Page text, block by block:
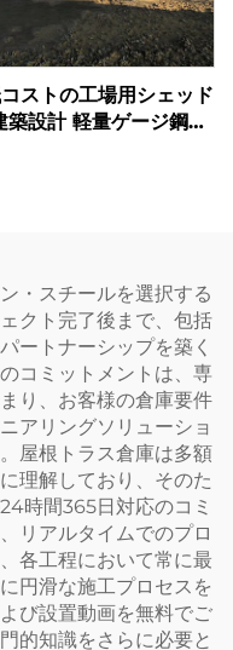
ストの工場用シェッド
築設計 軽量ゲージ鋼製
・スチールを選択する
クト完了後まで、包括
ートナーシップを築く
コミットメントは、専
り、お客様の倉庫要件
アリングソリューショ
屋根トラス倉庫は多額
理解しており、そのた
時間365日対応のコミ
リアルタイムでのプロ
各工程において常に最
円滑な施工プロセスを
び設置動画を無料でご
的知識をさらに必要と